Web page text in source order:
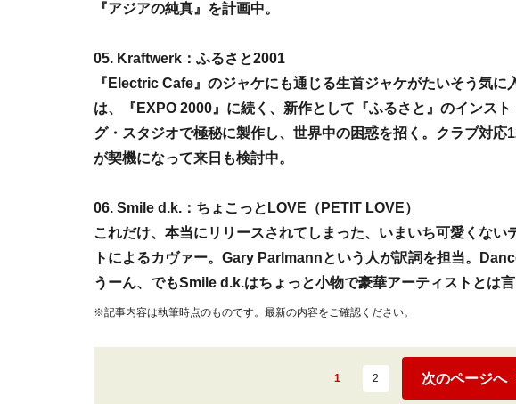
『アジアの純真』を計画中。
05. Kraftwerk：ふるさと2001
『Electric Cafe』のジャケにも通じる生首ジャケがたいそう気
は、『EXPO 2000』に続く、新作として『ふるさと』のインス
グ・スタジオで極秘に製作し、世界中の困惑を招く。クラブ対応
が契機になって来日も検討中。
06. Smile d.k.：ちょこっとLOVE（PETIT LOVE）
これだけ、本当にリリースされてしまった、いまいち可愛くない
トによるカヴァー。Gary Parlmannという人が訳詞を担当。
うーん、でもSmile d.k.はちょっと小物で豪華アーティストとは
※記事内容は執筆時点のものです。最新の内容をご確認ください。
1 2 次のページへ